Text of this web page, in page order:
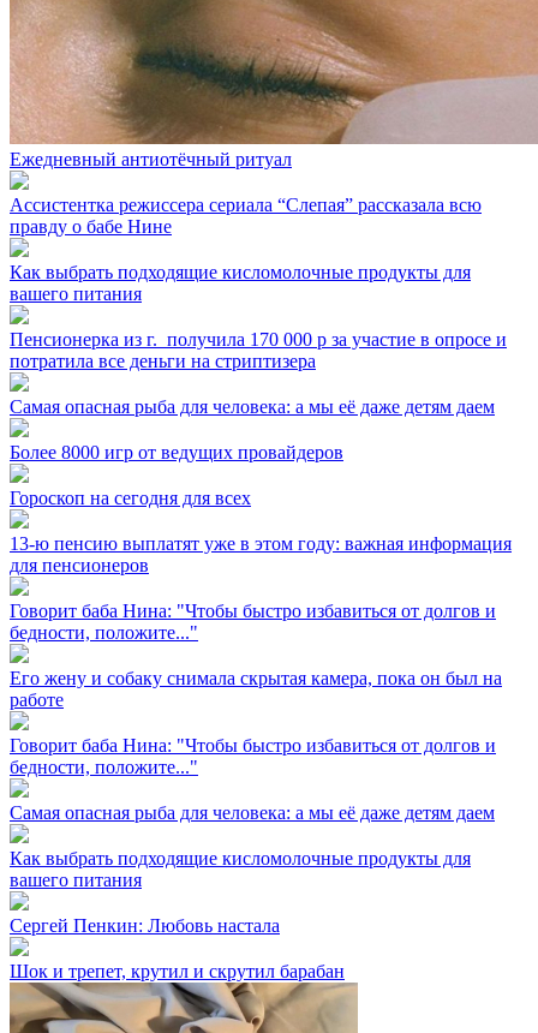
Ежедневный антиотёчный ритуал
Ассистентка режиссера сериала “Слепая” рассказала всю
правду о бабе Нине
Как выбрать подходящие кисломолочные продукты для
вашего питания
Пенсионерка из г. ⁣ получила 170 000 р за участие в опросе и
потратила все деньги на стриптизера
Самая опасная рыба для человека: а мы её даже детям даем
Более 8000 игр от ведущих провайдеров
Гороскоп на сегодня для всех
13-ю пенсию выплатят уже в этом году: важная информация
для пенсионеров
Говорит баба Нина: "Чтобы быстро избавиться от долгов и
бедности, положите..."
Его жену и собаку снимала скрытая камера, пока он был на
работе
Говорит баба Нина: "Чтобы быстро избавиться от долгов и
бедности, положите..."
Самая опасная рыба для человека: а мы её даже детям даем
Как выбрать подходящие кисломолочные продукты для
вашего питания
Сергей Пенкин: Любовь настала
Шок и трепет, крутил и скрутил барабан